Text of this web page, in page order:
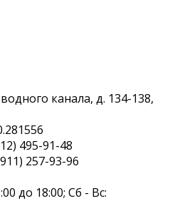
канала, д. 134-138,
495-91-48
257-93-96
до 18:00; Сб - Вс: